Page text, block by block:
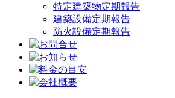
特定建築物定期報告
建築設備定期報告
防火設備定期報告